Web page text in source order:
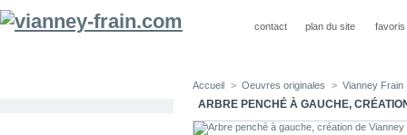
contact plan du site favoris
Accueil > Oeuvres originales > Vianney Frain
ARBRE PENCHÉ À GAUCHE,